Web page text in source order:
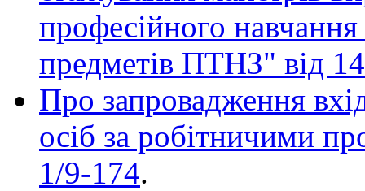
професійного
предметів ПТНЗ" від
Про запровадження
осіб за робітничими
1/9-174.